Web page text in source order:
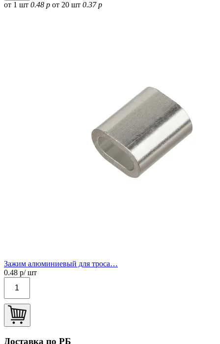
от 1 шт 0.48 р от 20 шт 0.37 р
Зажим алюминиевый для троса…
0.48 р/ шт
Доставка по РБ